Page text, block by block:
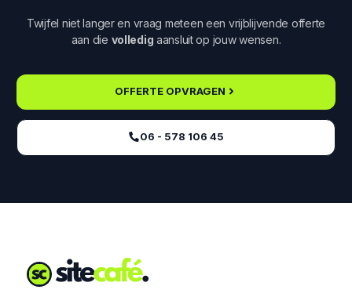
Twijfel niet langer en vraag meteen een vrijblijvende offerte
aan die volledig aansluit op jouw wensen.
OFFERTE OPVRAGEN
06 - 578 106 45‬